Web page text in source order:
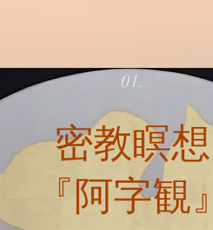
01.
密教瞑想
​『阿字観』